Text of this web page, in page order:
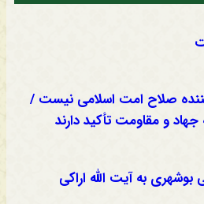
صلاح امت اسلامی نیست /
جهاد و مقاومت تأکید دارند
به آیت الله اراکی